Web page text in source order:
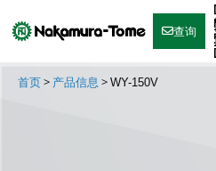
to
查询
首页 > 产品信息 > WY-150V